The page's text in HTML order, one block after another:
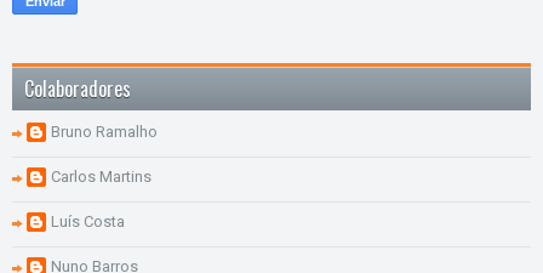
Colaboradores
Bruno Ramalho
Carlos Martins
Luís Costa
Nuno Barros